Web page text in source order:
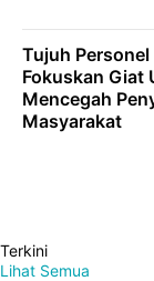
Tujuh
Fokuskan Giat
Mencegah
Masyarakat
Terkini
Lihat Semua